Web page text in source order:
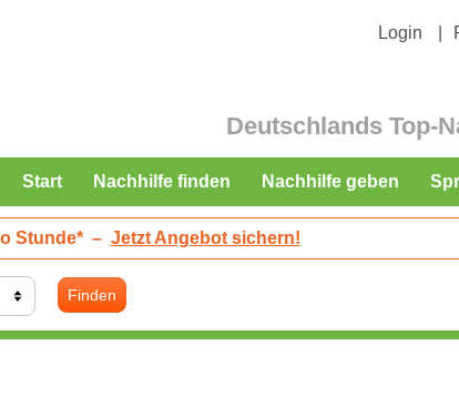
Login
Deutschlands Top-
Start Nachhilfe finden Nachhilfe geben
Stunde* – Jetzt Angebot sichern!
Finden